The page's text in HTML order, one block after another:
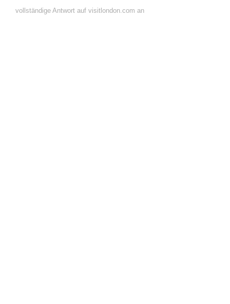
vollständige Antwort auf visitlondon.com an